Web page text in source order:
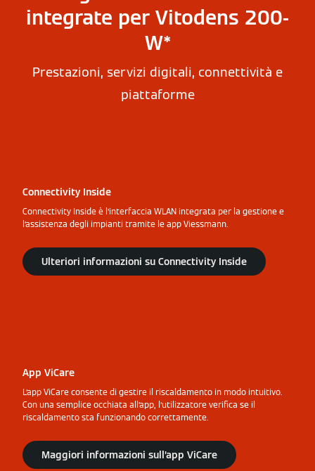
integrate per Vitodens 200-
W*
Prestazioni, servizi digitali, connettività e
piattaforme
Connectivity Inside
Connectivity Inside è l’interfaccia WLAN integrata per la gestione e
l’assistenza degli impianti tramite le app Viessmann.
Ulteriori informazioni su Connectivity Inside
App ViCare
L’app ViCare consente di gestire il riscaldamento in modo intuitivo.
Con una semplice occhiata all’app, l’utilizzatore verifica se il
riscaldamento sta funzionando correttamente.
Maggiori informazioni sull’app ViCare